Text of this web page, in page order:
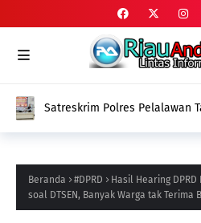
Satreskrim Polres Pelalawan
Beranda #DPRD
Hasil Hearing
soal DTSEN, Banyak Warga tak Terima